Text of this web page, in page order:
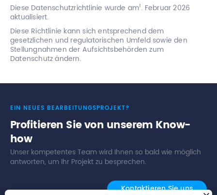
Diese Datenschutzrichtlinie wurde am1. Februar 2026
aktualisiert.
Diese Richtlinie kann sich entsprechend dem
gesetzlichen und regulatorischen Umfeld sowie den
Stellungnahmen der Aufsichtsbehörden zum
Datenschutz ändern.
EIN NEUES BEARBEITUNGSPROJEKT?
Profitieren Sie von unserem Know-
how
Unser kompetentes Team wird Ihnen so bald wie möglich
antworten, um Ihr Projekt zu besprechen.
Kontaktieren Sie uns